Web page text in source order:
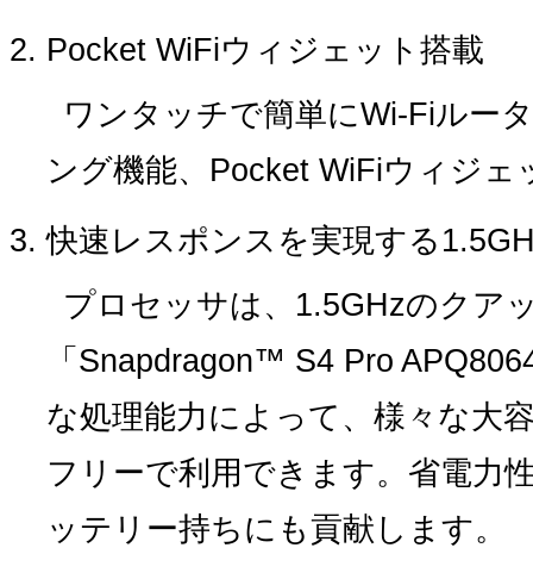
Pocket WiFiウィジェット搭載
ワンタッチで簡単にWi-Fiルー
ング機能、Pocket WiFiウィジ
快速レスポンスを実現する
プロセッサは、1.5GHzのクア
「Snapdragon™ S4 Pro
な処理能力によって、様々な大
フリーで利用できます。省電力
ッテリー持ちにも貢献します。